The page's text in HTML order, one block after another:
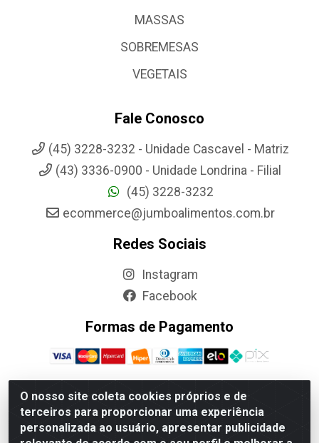
O nosso site coleta cookies próprios e de
terceiros para proporcionar uma experiência
personalizada ao usuário, apresentar publicidade
MASSAS
SOBREMESAS
VEGETAIS
Fale Conosco
(45) 3228-3232 - Unidade Cascavel - Matriz
(43) 3336-0900 - Unidade Londrina - Filial
(45) 3228-3232
ecommerce@jumboalimentos.com.br
Redes Sociais
Instagram
Facebook
Formas de Pagamento
Jumbo Alimentos Cascavel - Matriz - Rua Itatiba Do Sul, 161 -
Santos Dumont, Cascavel-PR - CEP 85804-700- CNPJ